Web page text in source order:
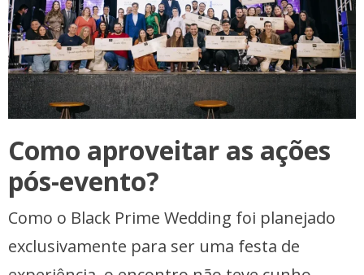
Como aproveitar as ações
pós-evento?
Como o Black Prime Wedding foi planejado
exclusivamente para ser uma festa de